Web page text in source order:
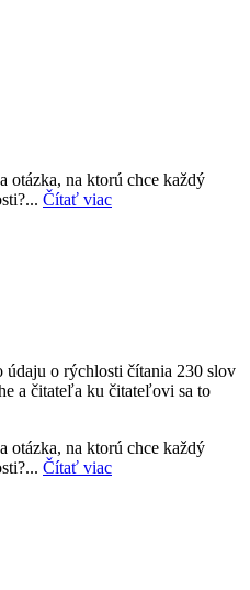
otázka, na ktorú chce každý
Čítať viac
údaju o rýchlosti čítania 230 slov
a čitateľa ku čitateľovi sa to
otázka, na ktorú chce každý
Čítať viac